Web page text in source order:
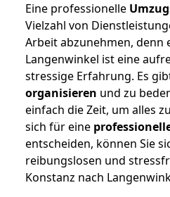
Eine professionelle
Vielzahl von
Arbeit abzunehmen, denn
Langenwinkel ist eine
stressige Erfahrung. Es
organisieren und zu
einfach die Zeit, um alles
sich für eine
entscheiden, können Sie
reibungslosen und
Konstanz nach